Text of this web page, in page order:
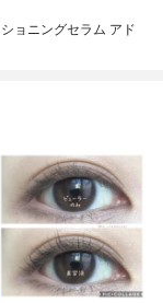
ョニングセラム アド